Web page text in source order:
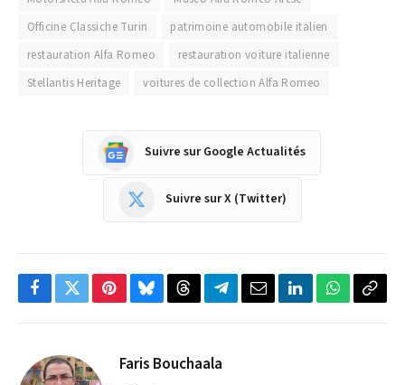
Officine Classiche Turin
patrimoine automobile italien
restauration Alfa Romeo
restauration voiture italienne
Stellantis Heritage
voitures de collection Alfa Romeo
Suivre sur Google Actualités
Suivre sur X (Twitter)
Facebook
TwitterPinterestBlueskyThreadsPartager
Telegram
EmailLinkedInWhatsApp
Faris Bouchaala